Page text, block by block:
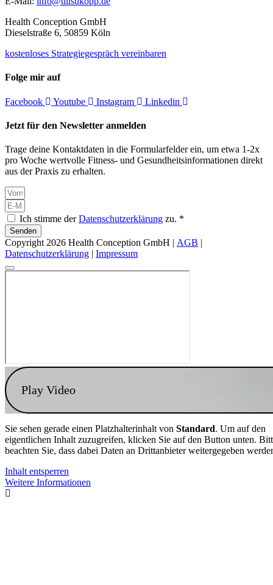
Health Conception GmbH
Dieselstraße 6, 50859 Köln
kostenloses Strategiegespräch vereinbaren
Folge mir auf
Facebook Youtube Instagram Linkedin
Jetzt für den Newsletter anmelden
Trage deine Kontaktdaten in die Formularfelder ein, um etwa 1-2x
pro Woche wertvolle Fitness- und Gesundheitsinformationen direkt
aus der Praxis zu erhalten.
Ich stimme derDatenschutzerklärung zu. *
Senden
Copyright 2026 Health Conception GmbH | AGB |
Datenschutzerklärung | Impressum
Play Video
Sie sehen gerade einen Platzhalterinhalt von Standard. Um auf den
eigentlichen Inhalt zuzugreifen, klicken Sie auf den Button unten.
beachten Sie, dass dabei Daten an Drittanbieter weitergegeben
Inhalt entsperren
Weitere Informationen